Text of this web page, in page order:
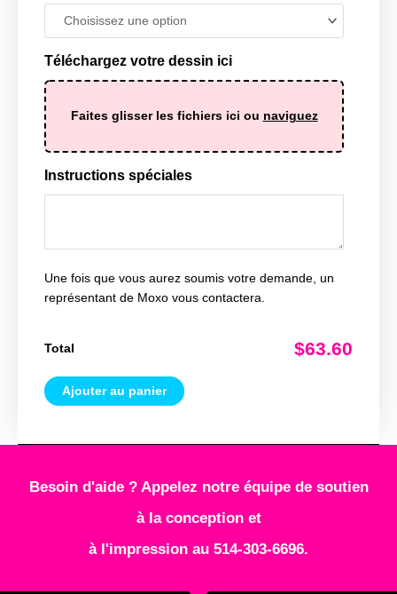
Téléchargez votre dessin ici
Faites glisser les fichiers ici ou naviguez
Instructions spéciales
Une fois que vous aurez soumis votre demande, un
représentant de Moxo vous contactera.
Total $63.60
Ajouter au panier
Besoin d'aide ? Appelez notre équipe de soutien
à la conception et
à l'impression au 514-303-6696.